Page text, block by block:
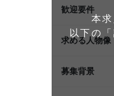
本
以下の
歓迎要件
求める人物像
募集背景